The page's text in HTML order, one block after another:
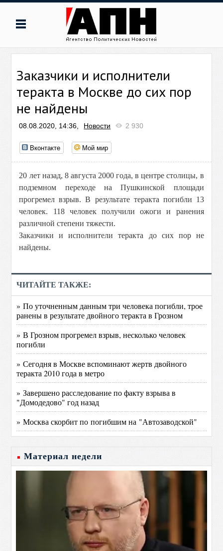
Заказчики и исполнители
теракта в Москве до сих пор
не найдены
08.08.2020, 14:36, Новости 2 930
Вконтакте Мой мир
20 лет назад, 8 августа 2000 года, в центре столицы, в
подземном переходе на Пушкинской площади
прогремел взрыв. В результате теракта погибли 13
человек. 118 человек получили ожоги и ранения
различной степени тяжести.
Заказчики и исполнители теракта до сих пор не
найдены.
ЧИТАЙТЕ ТАКЖЕ:
» По уточненным данным три человека погибли, трое
ранены в результате двойного теракта в Грозном
» В Грозном прогремел взрыв, несколько человек
погибли
» Сегодня в Москве вспоминают жертв двойного
теракта 2010 года в метро
» Завершено расследование по факту взрыва в
"Домодедово" год назад
» Москва скорбит по погибшим на "Автозаводской"
Материал недели